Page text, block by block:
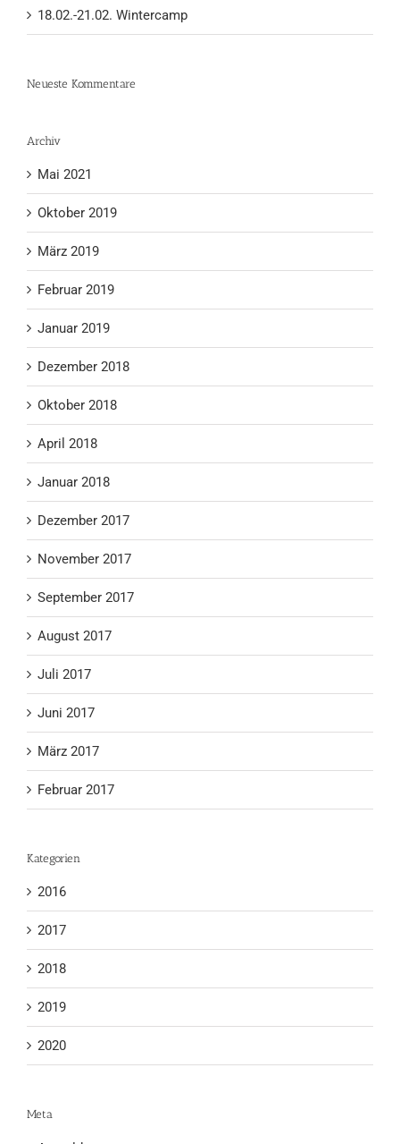
18.02.-21.02. Wintercamp
Neueste Kommentare
Archiv
Mai 2021
Oktober 2019
März 2019
Februar 2019
Januar 2019
Dezember 2018
Oktober 2018
April 2018
Januar 2018
Dezember 2017
November 2017
September 2017
August 2017
Juli 2017
Juni 2017
März 2017
Februar 2017
Kategorien
2016
2017
2018
2019
2020
Meta